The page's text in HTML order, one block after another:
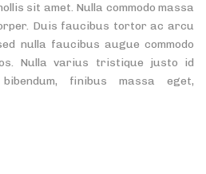
sit amet. Nulla commodo massa
Duis faucibus tortor ac arcu
nulla faucibus augue commodo
Nulla varius tristique justo id
finibus massa eget,